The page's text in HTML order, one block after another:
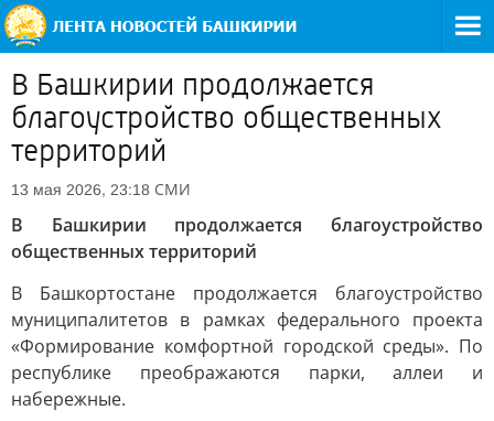
В Башкирии продолжается
благоустройство общественных
территорий
13 мая 2026, 23:18 СМИ
В Башкирии продолжается благоустройство
общественных территорий
В Башкортостане продолжается благоустройство
муниципалитетов в рамках федерального проекта
«Формирование комфортной городской среды». По
республике преображаются парки, аллеи и
набережные.